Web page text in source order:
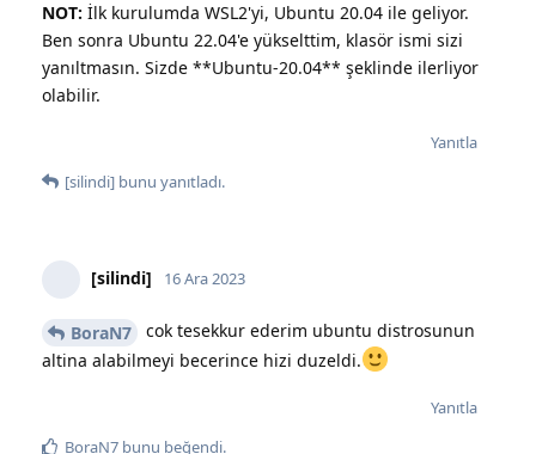
NOT: İlk kurulumda WSL2'yi, Ubuntu 20.04 ile geliyor.
Ben sonra Ubuntu 22.04'e yükselttim, klasör ismi sizi
yanıltmasın. Sizde **Ubuntu-20.04** şeklinde ilerliyor
olabilir.
Yanıtla
[silindi] bunu yanıtladı.
[silindi] 16 Ara 2023
BoraN7
cok tesekkur ederim ubuntu distrosunun
altina alabilmeyi becerince hizi duzeldi.
Yanıtla
BoraN7 bunu beğendi.